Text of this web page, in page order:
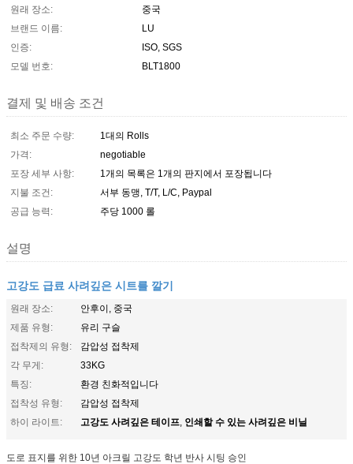
원래 장소:
중국
브랜드 이름:
LU
인증:
ISO, SGS
모델 번호:
BLT1800
결제 및 배송 조건
최소 주문 수량:
1대의 Rolls
가격:
negotiable
포장 세부 사항:
1개의 목록은 1개의 판지에서 포장됩니다
지불 조건:
서부 동맹, T/T, L/C, Paypal
공급 능력:
주당 1000 롤
설명
고강도 급료 사려깊은 시트를 깔기
원래 장소:
안후이, 중국
제품 유형:
유리 구슬
접착제의 유형:
감압성 접착제
각 무게:
33KG
특징:
환경 친화적입니다
접착성 유형:
감압성 접착제
하이 라이트:
고강도 사려깊은 테이프, 인쇄할 수 있는 사려깊은 비닐
도로 표지를 위한 10년 아크릴 고강도 학년 반사 시팅 승인